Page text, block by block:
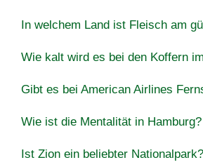
In welchem Land ist Fleisch am
Wie kalt wird es bei den Koffern
Gibt es bei American Airlines
Wie ist die Mentalität in Hamburg?
Ist Zion ein beliebter Nationalpark?